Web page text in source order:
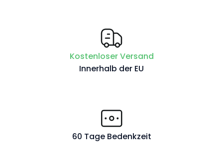
Kostenloser Versand
Innerhalb der EU
60 Tage Bedenkzeit